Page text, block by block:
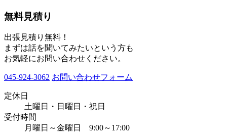
無料見積り
出張見積り無料！
まずは話を聞いてみたいという方も
お気軽にお問い合わせください。
045-924-3062 お問い合わせフォーム
定休日
土曜日・日曜日・祝日
受付時間
月曜日～金曜日 9:00～17:00